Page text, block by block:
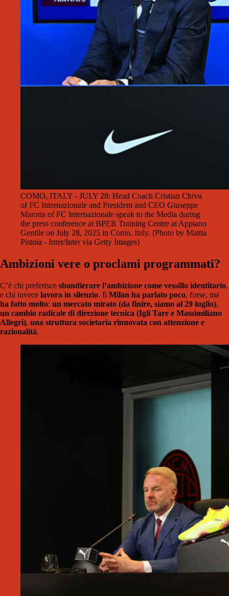
COMO, ITALY - JULY 28: Head Coach Cristian Chivu
of FC Internazionale and President and CEO Giuseppe
Marotta of FC Internazionale speak to the Media during
the press conference at BPER Training Centre at Appiano
Gentile on July 28, 2025 in Como, Italy. (Photo by Mattia
Pistoia - Inter/Inter via Getty Images)
Ambizioni vere o proclami programmati?
C’è chi preferisce sbandierare l’ambizione come vessillo identitario,
e chi invece lavora in silenzio. Il Milan ha parlato poco, forse, ma
ha fatto molto: un mercato mirato (da finire, siamo al 29 luglio),
un cambio radicale di direzione tecnica (Igli Tare e Massimiliano
Allegri), una struttura societaria rinnovata con attenzione e
razionalità.